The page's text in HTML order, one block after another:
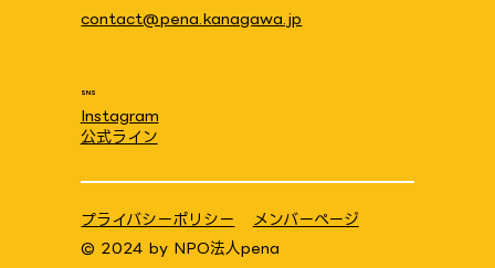
contact@pena.kanagawa.jp
SNS
Instagram
公式ライン
© 2024 by NPO法人pena
プライバシーポリシー メンバーページ